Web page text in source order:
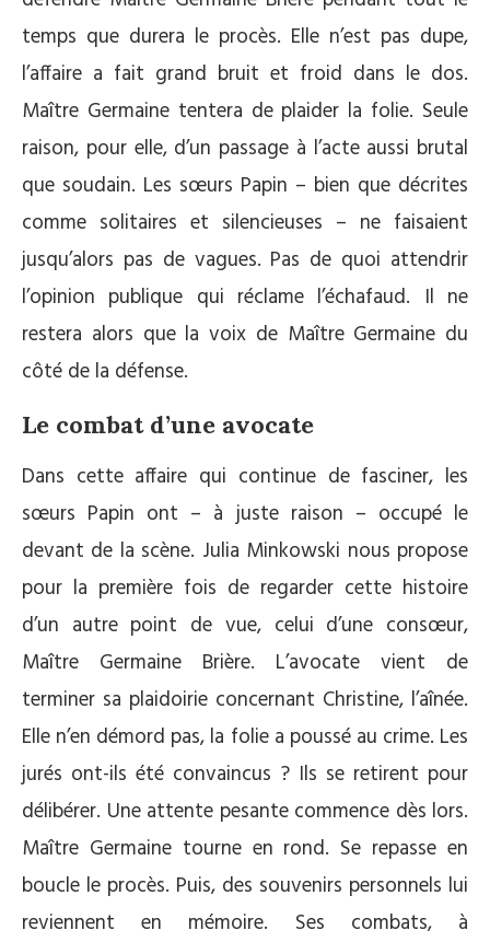
temps que durera le procès. Elle n’est pas dupe,
l’affaire a fait grand bruit et froid dans le dos.
Maître Germaine tentera de plaider la folie. Seule
raison, pour elle, d’un passage à l’acte aussi brutal
que soudain. Les sœurs Papin – bien que décrites
comme solitaires et silencieuses – ne faisaient
jusqu’alors pas de vagues. Pas de quoi attendrir
l’opinion publique qui réclame l’échafaud. Il ne
restera alors que la voix de Maître Germaine du
côté de la défense.
Le combat d’une avocate
Dans cette affaire qui continue de fasciner, les
sœurs Papin ont – à juste raison – occupé le
devant de la scène. Julia Minkowski nous propose
pour la première fois de regarder cette histoire
d’un autre point de vue, celui d’une consœur,
Maître Germaine Brière. L’avocate vient de
terminer sa plaidoirie concernant Christine, l’aînée.
Elle n’en démord pas, la folie a poussé au crime. Les
jurés ont-ils été convaincus ? Ils se retirent pour
délibérer. Une attente pesante commence dès lors.
Maître Germaine tourne en rond. Se repasse en
boucle le procès. Puis, des souvenirs personnels lui
reviennent en mémoire. Ses combats, à